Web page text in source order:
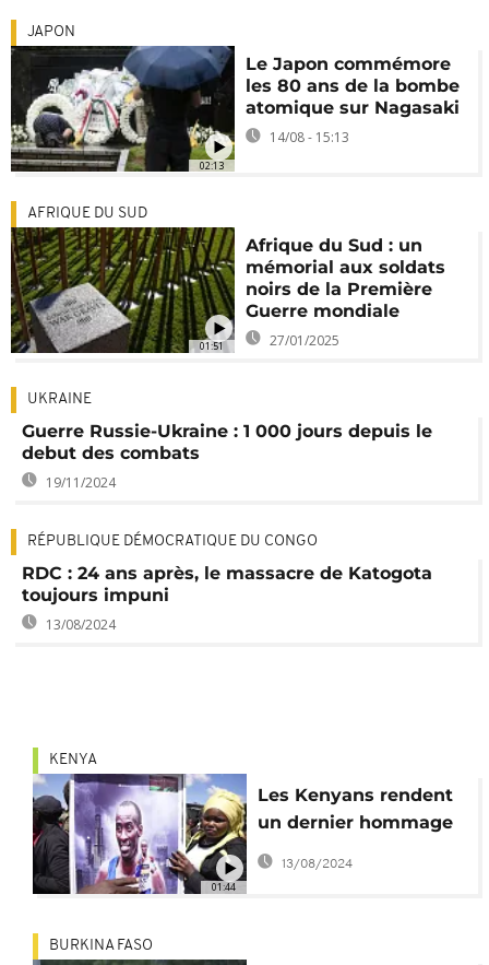
02:13
JAPON
Le Japon commémore
les 80 ans de la bombe
atomique sur Nagasaki
14/08 - 15:13
01:51
AFRIQUE DU SUD
Afrique du Sud : un
mémorial aux soldats
noirs de la Première
Guerre mondiale
27/01/2025
UKRAINE
Guerre Russie-Ukraine : 1 000 jours depuis le
debut des combats
19/11/2024
RÉPUBLIQUE DÉMOCRATIQUE DU CONGO
RDC : 24 ans après, le massacre de Katogota
toujours impuni
13/08/2024
01:44
KENYA
Les Kenyans rendent
un dernier hommage
à Kelvin Kiptum au
stade d'Iten
13/08/2024
BURKINA FASO